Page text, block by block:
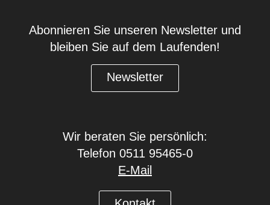
Abonnieren Sie unseren Newsletter und
bleiben Sie auf dem Laufenden!
Newsletter
Wir beraten Sie persönlich:
Telefon 0511 95465-0
E-Mail